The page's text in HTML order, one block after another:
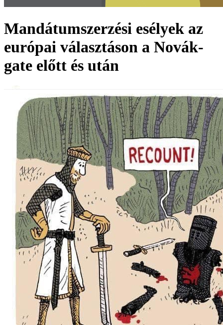
Mandátumszerzési esélyek az
európai választáson a Novák-
gate előtt és után